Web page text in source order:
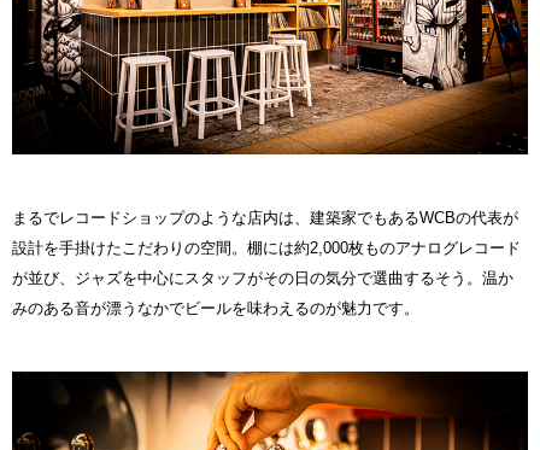
まるでレコードショップのような店内は、建築家でもあるWCBの代表が
設計を手掛けたこだわりの空間。棚には約2,000枚ものアナログレコード
が並び、ジャズを中心にスタッフがその日の気分で選曲するそう。温か
みのある音が漂うなかでビールを味わえるのが魅力です。